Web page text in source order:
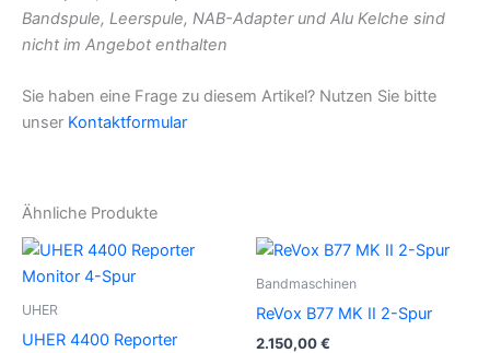
Bandspule, Leerspule, NAB-Adapter und Alu Kelche sind
nicht im Angebot enthalten
Sie haben eine Frage zu diesem Artikel? Nutzen Sie bitte
unser Kontaktformular
Ähnliche Produkte
UHER
UHER 4400 Reporter
Bandmaschinen
ReVox B77 MK II 2-Spur
2.150,00€